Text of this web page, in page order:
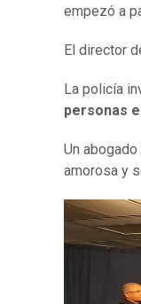
empezó a
El director
La policía
personas
Un
amorosa y